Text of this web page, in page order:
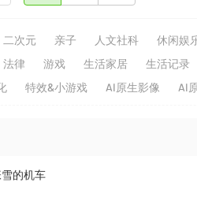
二次元 亲子 人文社科
休闲娱
法律 游戏 生活家居
生活记录
特效&小游戏 AI原生影像 AI
的机车